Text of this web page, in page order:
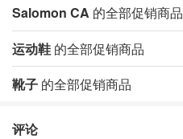
Salomon CA 的全部促销商品
运动鞋 的全部促销商品
靴子 的全部促销商品
评论